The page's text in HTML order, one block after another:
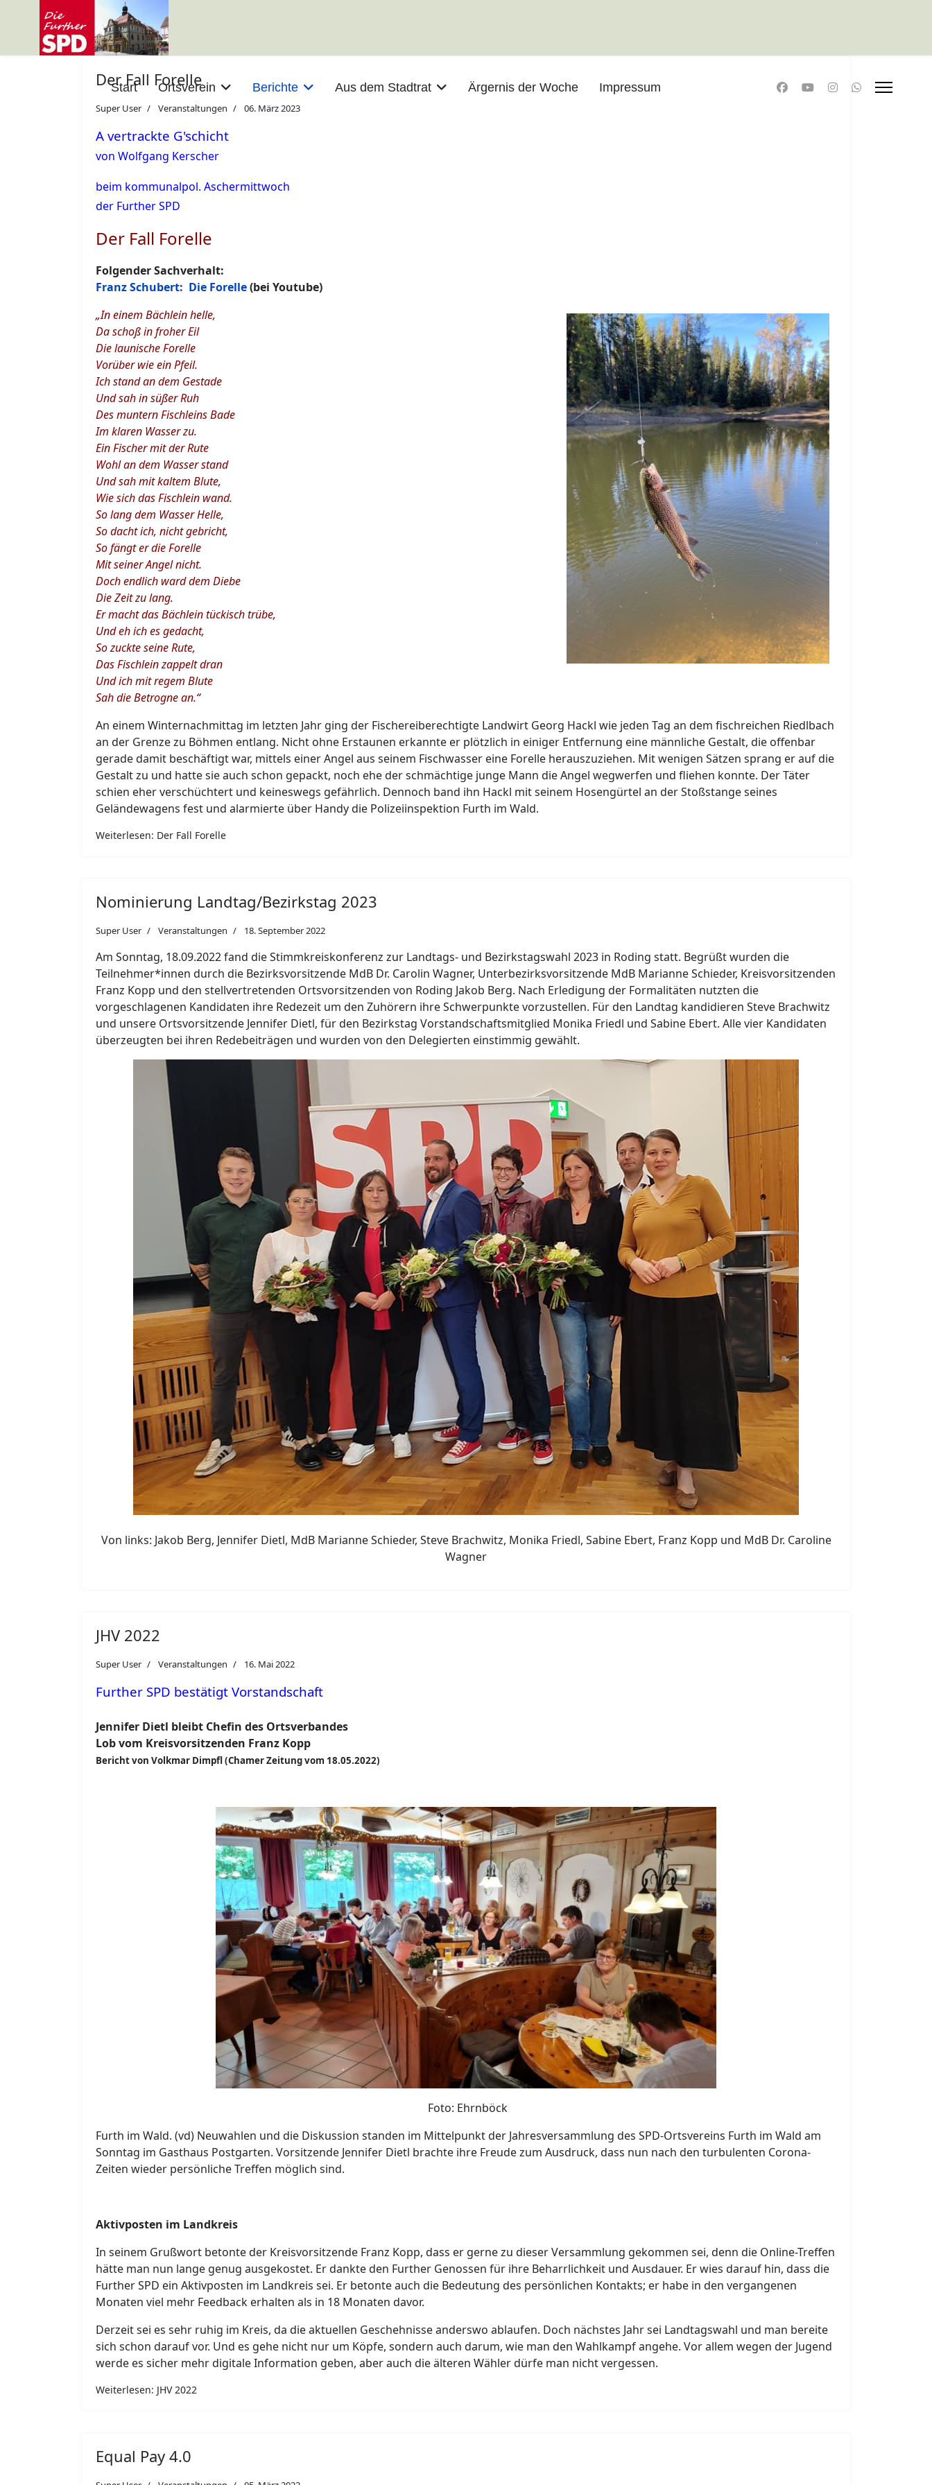
Start Ortsverein Berichte Aus dem Stadtrat Ärgernis der Woche Impressum
Der Fall Forelle
Super User Veranstaltungen 06. März 2023
A vertrackte G'schicht
von Wolfgang Kerscher
beim kommunalpol. Aschermittwoch
der Further SPD
Der Fall Forelle
Folgender Sachverhalt:
Franz Schubert: Die Forelle(bei Youtube)
„In einem Bächlein helle,
Da schoß in froher Eil
Die launische Forelle
Vorüber wie ein Pfeil.
Ich stand an dem Gestade
Und sah in süßer Ruh
Des muntern Fischleins Bade
Im klaren Wasser zu.
Ein Fischer mit der Rute
Wohl an dem Wasser stand
Und sah mit kaltem Blute,
Wie sich das Fischlein wand.
So lang dem Wasser Helle,
So dacht ich, nicht gebricht,
So fängt er die Forelle
Mit seiner Angel nicht.
Doch endlich ward dem Diebe
Die Zeit zu lang.
Er macht das Bächlein tückisch trübe,
Und eh ich es gedacht,
So zuckte seine Rute,
Das Fischlein zappelt dran
Und ich mit regem Blute
Sah die Betrogne an.“
An einem Winternachmittag im letzten Jahr ging der Fischereiberechtigte Landwirt Georg Hackl wie jeden Tag an dem fischreichen Riedlbach
an der Grenze zu Böhmen entlang. Nicht ohne Erstaunen erkannte er plötzlich in einiger Entfernung eine männliche Gestalt, die offenbar
gerade damit beschäftigt war, mittels einer Angel aus seinem Fischwasser eine Forelle herauszuziehen. Mit wenigen Sätzen sprang er auf die
Gestalt zu und hatte sie auch schon gepackt, noch ehe der schmächtige junge Mann die Angel wegwerfen und fliehen konnte. Der Täter
schien eher verschüchtert und keineswegs gefährlich. Dennoch band ihn Hackl mit seinem Hosengürtel an der Stoßstange seines
Geländewagens fest und alarmierte über Handy die Polizeiinspektion Furth im Wald.
Weiterlesen: Der Fall Forelle
Nominierung Landtag/Bezirkstag 2023
Super User Veranstaltungen 18. September 2022
Am Sonntag, 18.09.2022 fand die Stimmkreiskonferenz zur Landtags- und Bezirkstagswahl 2023 in Roding statt. Begrüßt wurden die
Teilnehmer*innen durch die Bezirksvorsitzende MdB Dr. Carolin Wagner, Unterbezirksvorsitzende MdB Marianne Schieder, Kreisvorsitzenden
Franz Kopp und den stellvertretenden Ortsvorsitzenden von Roding Jakob Berg. Nach Erledigung der Formalitäten nutzten die
vorgeschlagenen Kandidaten ihre Redezeit um den Zuhörern ihre Schwerpunkte vorzustellen. Für den Landtag kandidieren Steve Brachwitz
und unsere Ortsvorsitzende Jennifer Dietl, für den Bezirkstag Vorstandschaftsmitglied Monika Friedl und Sabine Ebert. Alle vier Kandidaten
überzeugten bei ihren Redebeiträgen und wurden von den Delegierten einstimmig gewählt.
Von links: Jakob Berg, Jennifer Dietl, MdB Marianne Schieder, Steve Brachwitz, Monika Friedl, Sabine Ebert, Franz Kopp und MdB Dr. Caroline
Wagner
JHV 2022
Super User Veranstaltungen 16. Mai 2022
Further SPD bestätigt Vorstandschaft
Jennifer Dietl bleibt Chefin des Ortsverbandes
Lob vom Kreisvorsitzenden Franz Kopp
Berichtvon Volkmar Dimpfl(Chamer Zeitung vom 18.05.2022)
Foto: Ehrnböck
Furth im Wald. (vd) Neuwahlen und die Diskussion standen im Mittelpunkt der Jahresversammlung des SPD-Ortsvereins Furth im Wald am
Sonntag im Gasthaus Postgarten. Vorsitzende Jennifer Dietl brachte ihre Freude zum Ausdruck, dass nun nach den turbulenten Corona-
Zeiten wieder persönliche Treffen möglich sind.
Aktivposten im Landkreis
In seinem Grußwort betonte der Kreisvorsitzende Franz Kopp, dass er gerne zu dieser Versammlung gekommen sei, denn die Online-Treffen
hätte man nun lange genug ausgekostet. Er dankte den Further Genossen für ihre Beharrlichkeit und Ausdauer. Er wies darauf hin, dass die
Further SPD ein Aktivposten im Landkreis sei. Er betonte auch die Bedeutung des persönlichen Kontakts; er habe in den vergangenen
Monaten viel mehr Feedback erhalten als in 18 Monaten davor.
Derzeit sei es sehr ruhig im Kreis, da die aktuellen Geschehnisse anderswo ablaufen. Doch nächstes Jahr sei Landtagswahl und man bereite
sich schon darauf vor. Und es gehe nicht nur um Köpfe, sondern auch darum, wie man den Wahlkampf angehe. Vor allem wegen der Jugend
werde es sicher mehr digitale Information geben, aber auch die älteren Wähler dürfe man nicht vergessen.
Weiterlesen: JHV 2022
Equal Pay 4.0